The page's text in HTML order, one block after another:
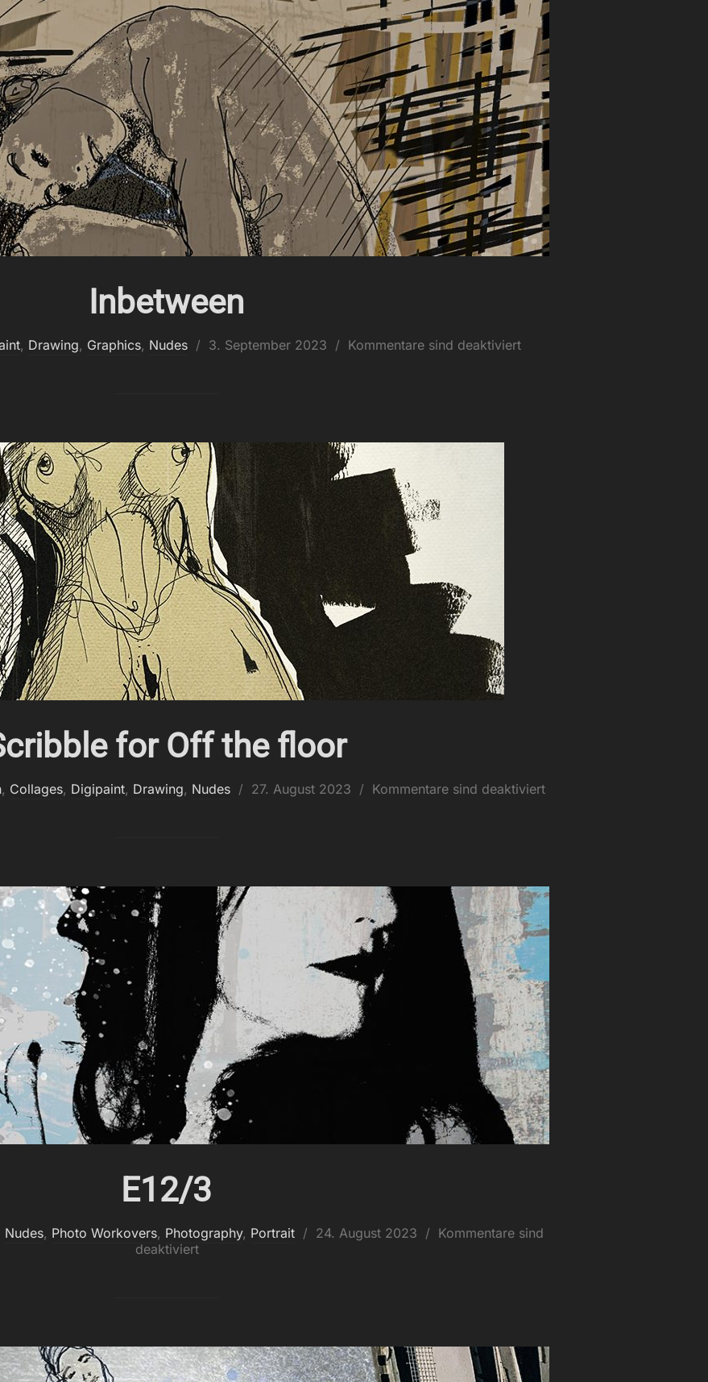
Inbetween
, Drawing, Graphics, Nudes
Veröffentlicht
3. September 2023 Kommentare sind deaktiviert
for Off the floor
, Collages, Digipaint, Drawing, Nudes
Veröffentlicht
27. August 2023 Kommentare sind deaktiviert
E12/3
Nudes, Photo Workovers, Photography, Portrait
Veröffentlicht
24. August 2023
Kommentare sind
deaktiviert